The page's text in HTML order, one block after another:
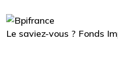
Le saviez-vous ? Fonds